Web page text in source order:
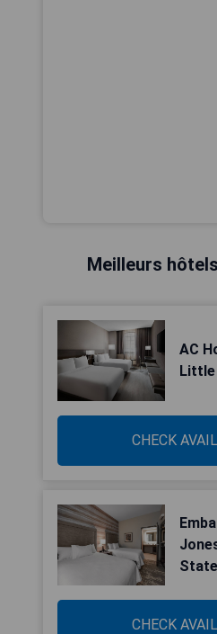
Meilleurs
AC
Little
CHECK
CHECK